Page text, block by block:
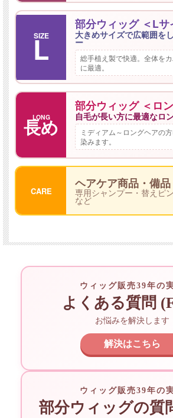
SIZE
L
部分ウィッグ ＜Lサ
大きめサイズで広範囲を
ー
総手植え製で快適。全体を
に最適。
LONG
長め
部分ウィッグ ＜ロ
自毛が長い方に最適なロ
ミディアム～ロングヘアの
染みます。
CARE
ヘアケア商品・備品
専用シャンプー・替えピ
など
ウィッグ販売39年の
よくある質問
お悩みを解決します
解決はこちら
ウィッグ販売39年の
部分ウィッグの質